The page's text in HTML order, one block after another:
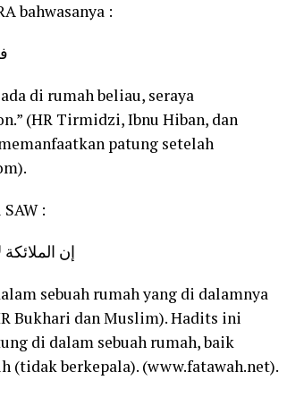
bahwasanya :
di rumah beliau, seraya
(HR Tirmidzi, Ibnu Hiban, dan
patung setelah
:
إن
sebuah rumah yang di dalamnya
Bukhari dan Muslim). Hadits ini
di dalam sebuah rumah, baik
(tidak berkepala). (www.fatawah.net).